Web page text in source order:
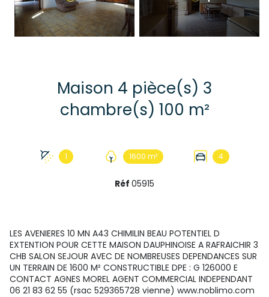
Maison 4 pièce(s) 3
chambre(s) 100 m²
1 1600 m² 4
Réf 05915
LES AVENIERES 10 MN A43 CHIMILIN BEAU POTENTIEL D
EXTENTION POUR CETTE MAISON DAUPHINOISE A RAFRAICHIR 3
CHB SALON SEJOUR AVEC DE NOMBREUSES DEPENDANCES SUR
UN TERRAIN DE 1600 M² CONSTRUCTIBLE DPE : G 126000 E
CONTACT AGNES MOREL AGENT COMMERCIAL INDEPENDANT
06 21 83 62 55 (rsac 529365728 vienne) www.noblimo.com